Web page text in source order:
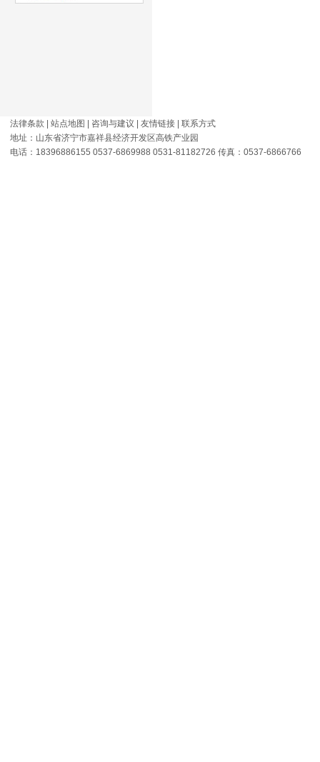
法律条款 站点地图 咨询与建议 友情链接
联系方式
地址：山东省济宁市嘉祥县经济开发区高铁产业园
电话：18396886155 0537-6869988 0531-81182726 传真：0537-6866766